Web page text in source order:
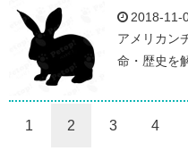
2018-11-
アメリカン
命・歴史を
1 2 3 4